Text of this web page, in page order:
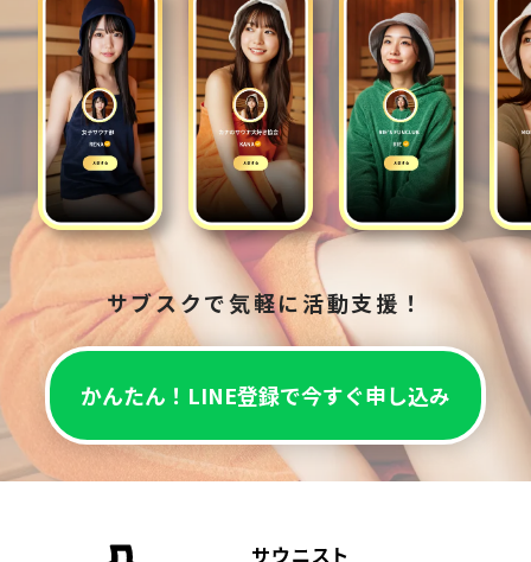
サブスクで気軽に活動支援！
かんたん！LINE登録で今すぐ申し込み